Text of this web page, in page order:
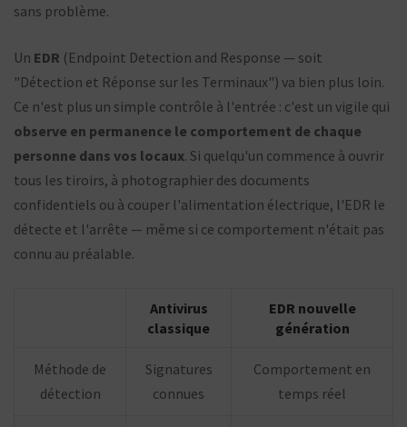
sans problème.
Un EDR (Endpoint Detection and Response — soit
"Détection et Réponse sur les Terminaux") va bien plus loin.
Ce n'est plus un simple contrôle à l'entrée : c'est un vigile qui
observe en permanence le comportement de chaque
personne dans vos locaux. Si quelqu'un commence à ouvrir
tous les tiroirs, à photographier des documents
confidentiels ou à couper l'alimentation électrique, l'EDR le
détecte et l'arrête — même si ce comportement n'était pas
connu au préalable.
Antivirus
classique
EDR nouvelle
génération
Méthode de
détection
Signatures
connues
Comportement en
temps réel